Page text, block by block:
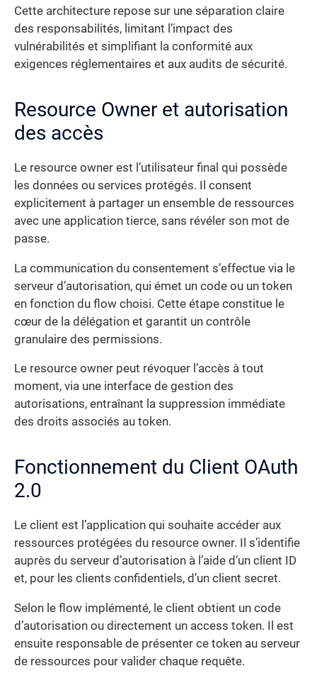
Cette architecture repose sur une séparation claire
des responsabilités, limitant l’impact des
vulnérabilités et simplifiant la conformité aux
exigences réglementaires et aux audits de sécurité.
Resource Owner et autorisation
des accès
Le resource owner est l’utilisateur final qui possède
les données ou services protégés. Il consent
explicitement à partager un ensemble de ressources
avec une application tierce, sans révéler son mot de
passe.
La communication du consentement s’effectue via le
serveur d’autorisation, qui émet un code ou un token
en fonction du flow choisi. Cette étape constitue le
cœur de la délégation et garantit un contrôle
granulaire des permissions.
Le resource owner peut révoquer l’accès à tout
moment, via une interface de gestion des
autorisations, entraînant la suppression immédiate
des droits associés au token.
Fonctionnement du Client OAuth
2.0
Le client est l’application qui souhaite accéder aux
ressources protégées du resource owner. Il s’identifie
auprès du serveur d’autorisation à l’aide d’un client ID
et, pour les clients confidentiels, d’un client secret.
Selon le flow implémenté, le client obtient un code
d’autorisation ou directement un access token. Il est
ensuite responsable de présenter ce token au serveur
de ressources pour valider chaque requête.